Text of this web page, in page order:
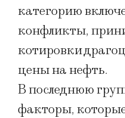
категорию
конфликты,
котировки
цены на нефть.
В последнюю
факторы,